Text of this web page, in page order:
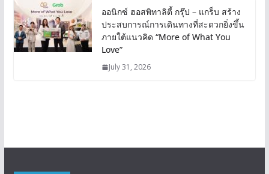
ออนิกซ์ ฮอสพิทาลิตี้ กรุ๊ป – แกร็บ สร้าง
ประสบการณ์การเดินทางที่สะดวกยิ่งขึ้น
ภายใต้แนวคิด “More of What You
Love”
July 31, 2026